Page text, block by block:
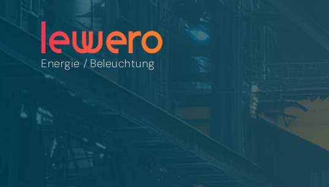
Energie / Beleuchtung